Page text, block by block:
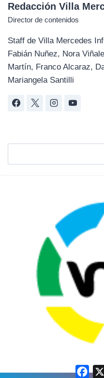
Redacción Villa
Director de contenidos
Staff de Villa Mercedes
Fabián Nuñez, Nora
Martín, Franco Alcaraz,
Mariangela Santilli